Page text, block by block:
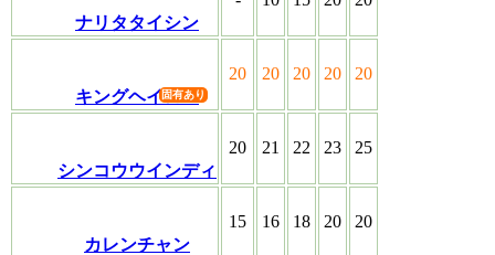
ナリタタイシン
キングヘイロー
20 20 20 20 20
シンコウウインディ
20 21 22 23 25
カレンチャン
15 16 18 20 20